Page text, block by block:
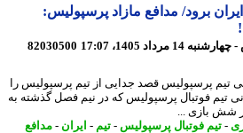
برود/ مدافع مازاد پرسپولیس:
82030500
پرسپولیس قصد جدایی از تیم پرسپولیس را
فوتبال پرسپولیس که در نیم فصل گذشته به
بازی ...
تیم فوتبال پرسپولیس-تیم -ایران - مدافع